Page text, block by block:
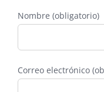
Nombre (obligatorio)
Correo electrónico